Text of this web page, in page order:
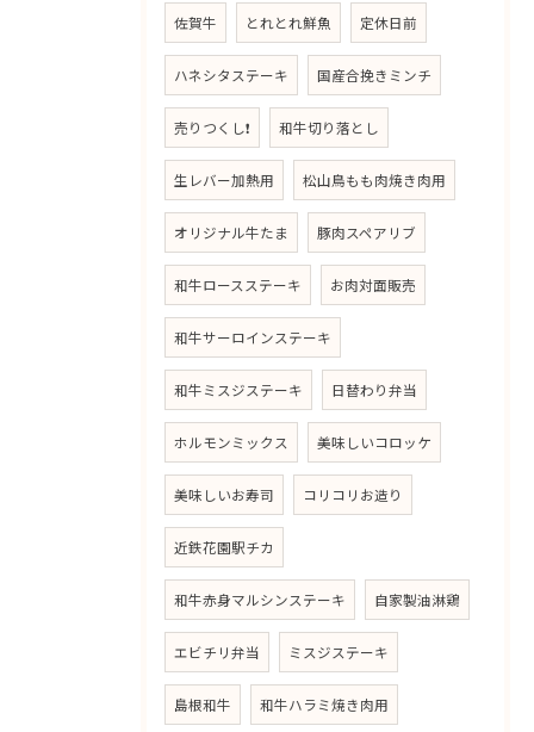
佐賀牛 とれとれ鮮魚 定休日前
ハネシタステーキ 国産合挽きミンチ
売りつくし❗ 和牛切り落とし
生レバー加熱用 松山鳥もも肉焼き肉用
オリジナル牛たま 豚肉スペアリブ
和牛ロースステーキ お肉対面販売
和牛サーロインステーキ
和牛ミスジステーキ 日替わり弁当
ホルモンミックス 美味しいコロッケ
美味しいお寿司 コリコリお造り
近鉄花園駅チカ
和牛赤身マルシンステーキ 自家製油淋鶏
エビチリ弁当 ミスジステーキ
島根和牛 和牛ハラミ焼き肉用